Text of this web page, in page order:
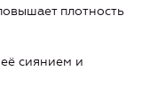
плотность
сиянием и